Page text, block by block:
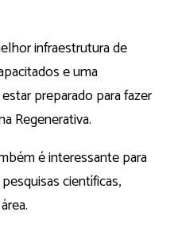
infraestrutura de
e uma
preparado para fazer
Regenerativa.
é interessante para
científicas,